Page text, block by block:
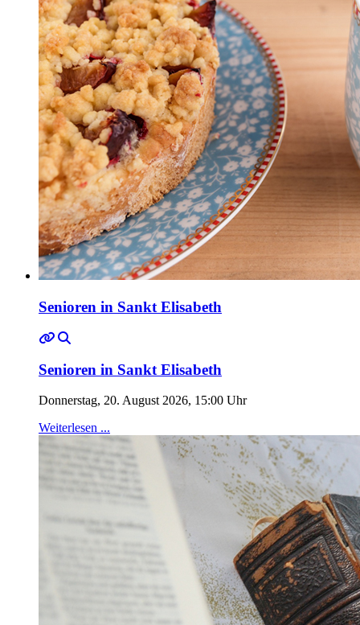
Senioren in Sankt Elisabeth
Senioren in Sankt Elisabeth
Donnerstag, 20. August 2026, 15:00 Uhr
Weiterlesen ...